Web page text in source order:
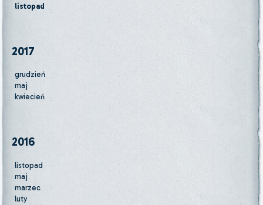
listopad
2017
grudzień
maj
kwiecień
2016
listopad
maj
marzec
luty